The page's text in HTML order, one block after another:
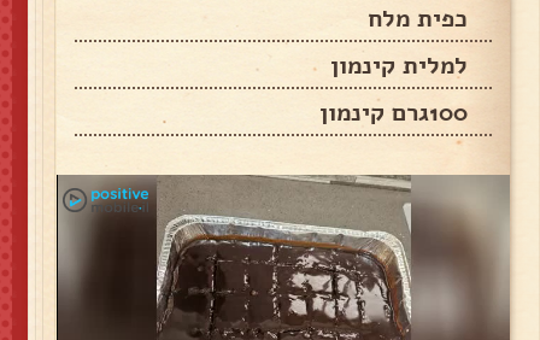
כפית מלח
למלית קינמון
100גרם קינמון